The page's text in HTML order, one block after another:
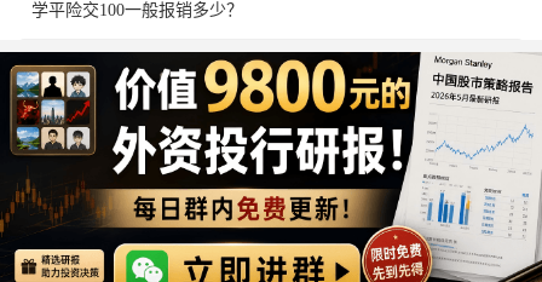
学平险交100一般报销多少？